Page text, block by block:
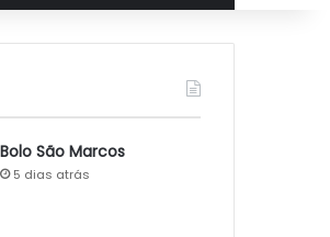
Bolo São Marcos
5 dias atrás